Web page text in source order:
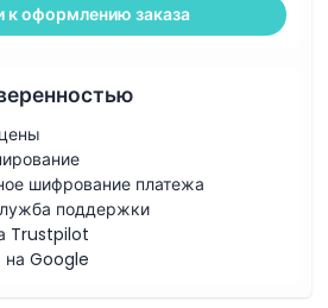
к оформлению заказа
шифрование платежа
поддержки
Trustpilot
на Google